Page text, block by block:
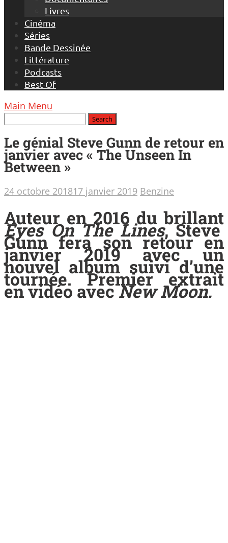
Livres
Cinéma
Séries
Bande Dessinée
Littérature
Podcasts
Best-Of
Main Menu
Le génial Steve Gunn de retour en
janvier avec « The Unseen In
Between »
24 octobre 201817 janvier 2019 Benzine
Auteur en 2016 du brillant
Eyes On The Lines, Steve
Gunn fera son retour en
janvier 2019 avec un
nouvel album suivi d’une
tournée. Premier extrait
en vidéo avecNew Moon.